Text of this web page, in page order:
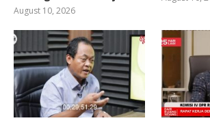
August 10, 2026